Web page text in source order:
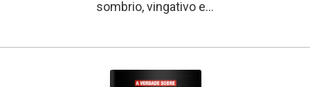
sombrio, vingativo e...